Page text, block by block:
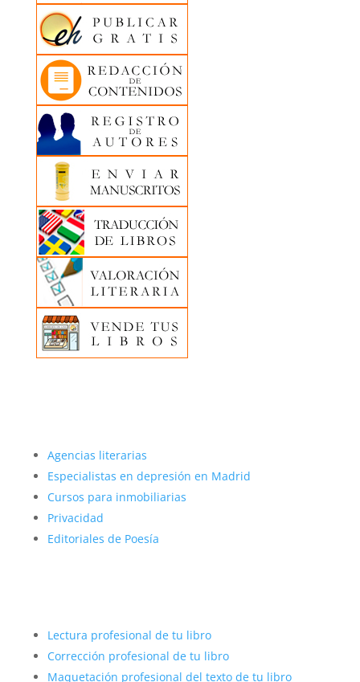
Agencias literarias
Especialistas en depresión en Madrid
Cursos para inmobiliarias
Privacidad
Editoriales de Poesía
Lectura profesional de tu libro
Corrección profesional de tu libro
Maquetación profesional del texto de tu libro